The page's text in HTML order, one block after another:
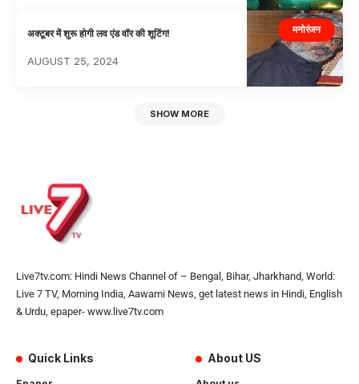
मनोरंजन
अक्टूबर में शुरू होगी लव एंड वॉर की शूटिंग!
AUGUST 25, 2024
SHOW MORE
Live7tv.com: Hindi News Channel of – Bengal, Bihar, Jharkhand, World:
Live 7 TV, Morning India, Aawami News, get latest news in Hindi, English
& Urdu, epaper- www.live7tv.com
Quick Links About US